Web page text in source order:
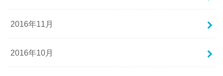
2016年11月
2016年10月